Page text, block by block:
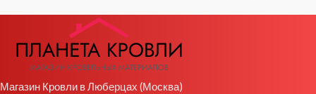
Магазин Кровли в Люберцах (Москва)